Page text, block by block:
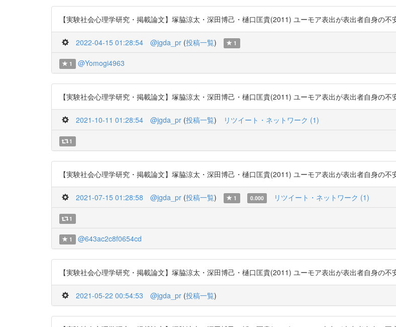
【実験社会心理学研究・掲載論文】塚脇涼太・深田博己・樋口匡貴(2011) ユーモア表出が表出者自身の
2022-04-15 01:28:54 @jgda_pr (投稿一覧) 1
1 @Yomogi4963
【実験社会心理学研究・掲載論文】塚脇涼太・深田博己・樋口匡貴(2011) ユーモア表出が表出者自身の
2021-10-11 01:28:54 @jgda_pr (投稿一覧) リツイート・ネットワーク (1)
1
【実験社会心理学研究・掲載論文】塚脇涼太・深田博己・樋口匡貴(2011) ユーモア表出が表出者自身の
2021-07-15 01:28:58 @jgda_pr (投稿一覧) 1 0.000 リツイート・ネットワーク (1)
1
1 @643ac2c8f0654cd
【実験社会心理学研究・掲載論文】塚脇涼太・深田博己・樋口匡貴(2011) ユーモア表出が表出者自身の
2021-05-22 00:54:53 @jgda_pr (投稿一覧)